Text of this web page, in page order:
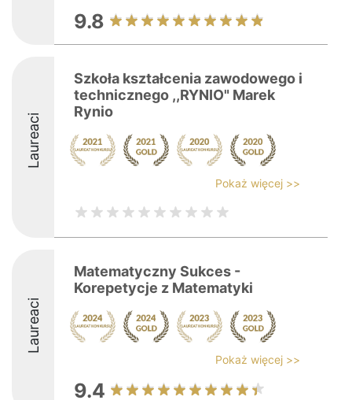
9.8
Laureaci
Szkoła kształcenia zawodowego i
technicznego ,,RYNIO" Marek
Rynio
Pokaż więcej >>
Laureaci
Matematyczny Sukces -
Korepetycje z Matematyki
Pokaż więcej >>
9.4